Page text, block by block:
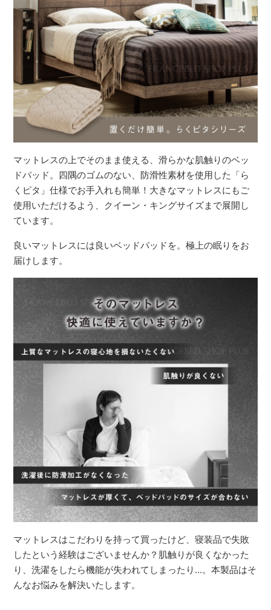
マットレスの上でそのまま使える、滑らかな肌触りのベッ
ドパッド。四隅のゴムのない、防滑性素材を使用した「ら
くピタ」仕様でお手入れも簡単！大きなマットレスにもご
使用いただけるよう、クイーン・キングサイズまで展開し
ています。
良いマットレスには良いベッドパッドを。極上の眠りをお
届けします。
マットレスはこだわりを持って買ったけど、寝装品で失敗
したという経験はございませんか？肌触りが良くなかった
り、洗濯をしたら機能が失われてしまったり...。本製品はそ
んなお悩みを解決いたします。